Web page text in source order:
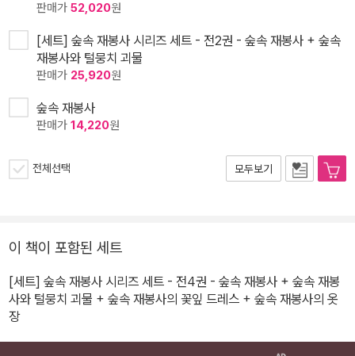
판매가 52,020원
[세트] 숲속 재봉사 시리즈 세트 - 전2권 - 숲속 재봉사 + 숲속
재봉사와 털뭉치 괴물
판매가 25,920원
숲속 재봉사
판매가 14,220원
전체선택 모두보기
이 책이 포함된 세트
[세트] 숲속 재봉사 시리즈 세트 - 전4권 - 숲속 재봉사 + 숲속 재봉
사와 털뭉치 괴물 + 숲속 재봉사의 꽃잎 드레스 + 숲속 재봉사의 옷
장